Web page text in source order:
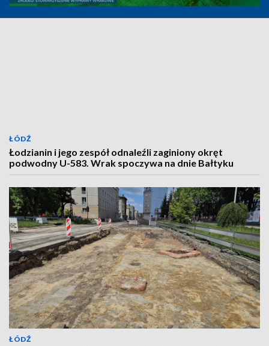
ŁÓDŹ
Łodzianin i jego zespół odnaleźli zaginiony okręt
podwodny U-583. Wrak spoczywa na dnie Bałtyku
ŁÓDŹ